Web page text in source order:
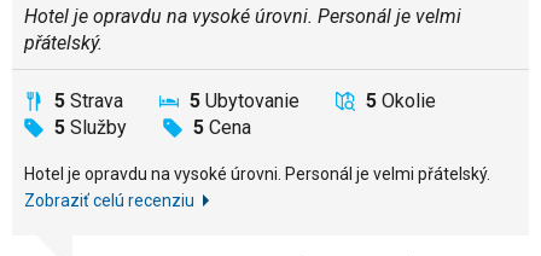
Hotel je opravdu na vysoké úrovni. Personál je velmi
přátelský.
5 Strava 5 Ubytovanie 5 Okolie
5 Služby 5 Cena
Hotel je opravdu na vysoké úrovni. Personál je velmi přátelský.
Zobraziť celú recenziu